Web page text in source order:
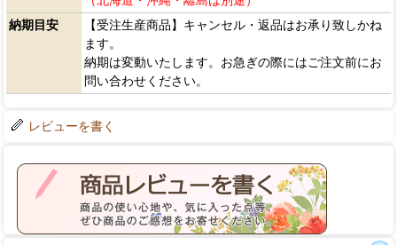
納期目安
【受注生産商品】キャンセル・返品はお承り致しかね
ます。
納期は変動いたします。お急ぎの際にはご注文前にお
問い合わせください。
レビューを書く